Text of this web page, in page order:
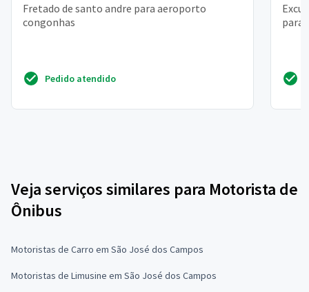
Fretado de santo andre para aeroporto
congonhas
Pedido atendido
Veja serviços similares para Motorista de
Ônibus
Motoristas de Carro em São José dos Campos
Motoristas de Limusine em São José dos Campos